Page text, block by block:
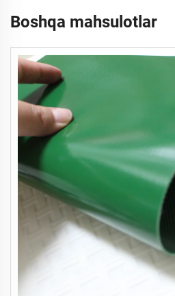
Boshqa mahsulotlar